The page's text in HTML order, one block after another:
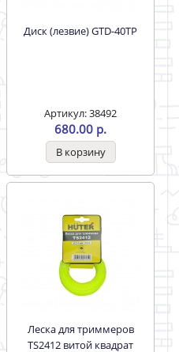
Артикул: 38492
680.00 р.